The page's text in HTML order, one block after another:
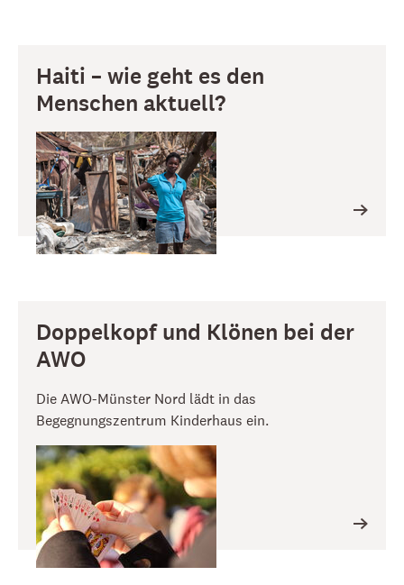
Haiti – wie geht es den
Menschen aktuell?
Doppelkopf und Klönen bei der
AWO
Die AWO-Münster Nord lädt in das
Begegnungszentrum Kinderhaus ein.